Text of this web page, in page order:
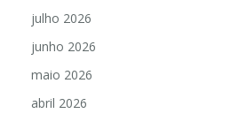
julho 2026
junho 2026
maio 2026
abril 2026